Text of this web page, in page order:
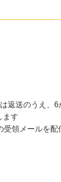
返送のうえ、6
ます
領メールを配